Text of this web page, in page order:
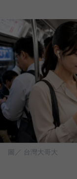
圖／ 台灣大哥大